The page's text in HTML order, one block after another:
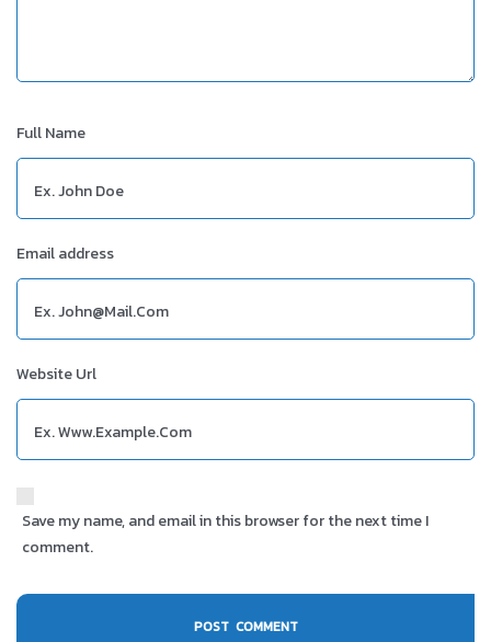
Full Name
Email address
Website Url
Save my name, and email in this browser for the next time I
comment.